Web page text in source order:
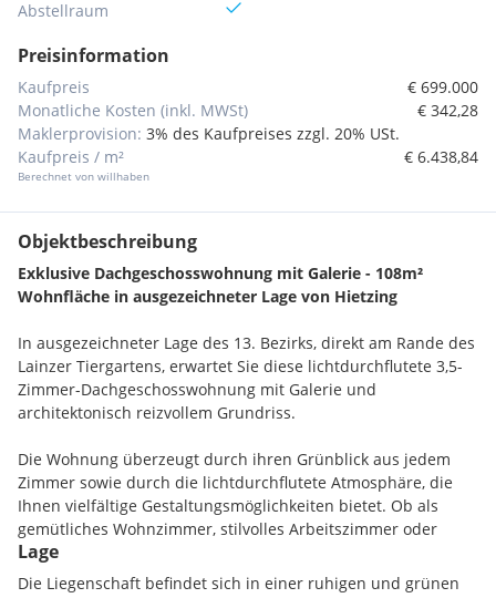
Abstellraum
Preisinformation
Kaufpreis
€ 699.000
Monatliche Kosten (inkl. MWSt)
€ 342,28
Maklerprovision: 3% des Kaufpreises zzgl. 20% USt.
Kaufpreis / m²
Berechnet von willhaben
€ 6.438,84
Objektbeschreibung
Exklusive Dachgeschosswohnung mit Galerie - 108m²
Wohnfläche in ausgezeichneter Lage von Hietzing
In ausgezeichneter Lage des 13. Bezirks, direkt am Rande des
Lainzer Tiergartens, erwartet Sie diese lichtdurchflutete 3,5-
Zimmer-Dachgeschosswohnung mit Galerie und
architektonisch reizvollem Grundriss.
Die Wohnung überzeugt durch ihren Grünblick aus jedem
Zimmer sowie durch die lichtdurchflutete Atmosphäre, die
Ihnen vielfältige Gestaltungsmöglichkeiten bietet. Ob als
gemütliches Wohnzimmer, stilvolles Arbeitszimmer oder
einladendes Gästezimmer - hier können Sie Ihre
Wohnträume verwirklichen. Hochwertiger Parkettboden sorgt
Lage
Die Liegenschaft befindet sich in einer ruhigen und grünen